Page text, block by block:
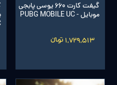
گیفت کارت 660 یوسی پابجی
موبایل - PUBG MOBILE UC
1,729,513 تومانءءء